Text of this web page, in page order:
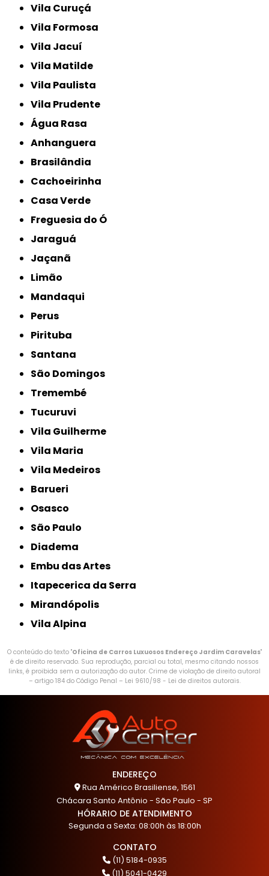
Vila Curuçá
Vila Formosa
Vila Jacuí
Vila Matilde
Vila Paulista
Vila Prudente
Água Rasa
Anhanguera
Brasilândia
Cachoeirinha
Casa Verde
Freguesia do Ó
Jaraguá
Jaçanã
Limão
Mandaqui
Perus
Pirituba
Santana
São Domingos
Tremembé
Tucuruvi
Vila Guilherme
Vila Maria
Vila Medeiros
Barueri
Osasco
São Paulo
Diadema
Embu das Artes
Itapecerica da Serra
Mirandópolis
Vila Alpina
O conteúdo do texto "Oficina de Carros Luxuosos Endereço Jardim Caravelas"
é de direito reservado. Sua reprodução, parcial ou total, mesmo citando nossos
links, é proibida sem a autorização do autor. Crime de violação de direito autoral
– artigo 184 do Código Penal – Lei 9610/98 - Lei de direitos autorais.
ENDEREÇO
Rua Américo Brasiliense, 1561
Chácara Santo Antônio - São Paulo - SP
HÓRARIO DE ATENDIMENTO
Segunda a Sexta: 08:00h às 18:00h
CONTATO
(11) 5184-0935
(11) 5041-0429